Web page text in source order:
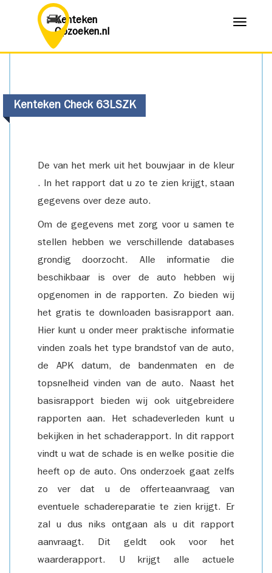
Kenteken
Opzoeken.nl
Menu
Kenteken Check 63LSZK
De van het merk uit het bouwjaar in de kleur
. In het rapport dat u zo te zien krijgt, staan
gegevens over deze auto.
Om de gegevens met zorg voor u samen te
stellen hebben we verschillende databases
grondig doorzocht. Alle informatie die
beschikbaar is over de auto hebben wij
opgenomen in de rapporten. Zo bieden wij
het gratis te downloaden basisrapport aan.
Hier kunt u onder meer praktische informatie
vinden zoals het type brandstof van de auto,
de APK datum, de bandenmaten en de
topsnelheid vinden van de auto. Naast het
basisrapport bieden wij ook uitgebreidere
rapporten aan. Het schadeverleden kunt u
bekijken in het schaderapport. In dit rapport
vindt u wat de schade is en welke positie die
heeft op de auto. Ons onderzoek gaat zelfs
zo ver dat u de offerteaanvraag van
eventuele schadereparatie te zien krijgt. Er
zal u dus niks ontgaan als u dit rapport
aanvraagt. Dit geldt ook voor het
waarderapport. U krijgt alle actuele